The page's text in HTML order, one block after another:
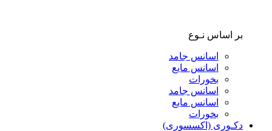
بر اساس نـوع
اسانس جامد
اسانس مایع
بخورات
اسانس جامد
اسانس مایع
بخورات
دکـوری (اکسسوری)